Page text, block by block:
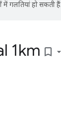
गलतियां हो सकती हैं.
1km bookmark_border